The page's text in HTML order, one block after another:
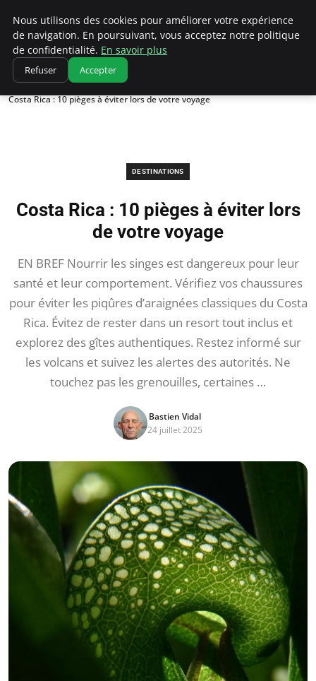
Correze Co
Accueil
Destinations
Costa Rica : 10 pièges à éviter lors de votre voyage
DESTINATIONS
Costa Rica : 10 pièges à éviter lors
de votre voyage
EN BREF Nourrir les singes est dangereux pour leur
santé et leur comportement. Vérifiez vos chaussures
pour éviter les piqûres d’araignées classiques du Costa
Rica. Évitez de rester dans un resort tout inclus et
explorez des gîtes authentiques. Restez informé sur
les volcans et suivez les alertes des autorités. Ne
touchez pas les grenouilles, certaines …
Bastien Vidal
24 juillet 2025
Nous utilisons des cookies pour améliorer votre expérience
de navigation. En poursuivant, vous acceptez notre politique
de confidentialité. En savoir plus
Refuser Accepter